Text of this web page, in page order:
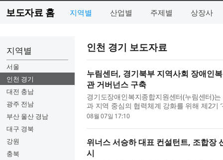
보도자료 홈 지역별 산업별 주제별 상장사
지역별
서울
인천 경기
대전 충남
광주 전남
부산 울산 경남
대구 경북
강원
충북
인천 경기 보도자료
누림센터, 경기북부 지역사회 장애인
관 거버넌스 구축
경기도장애인복지종합지원센터(누림센터)
과 지역 중심의 협력체계 강화를 위해 제2기
하 협의체)를 추진한다. 이번 제2기 협...
08월 07일 17:10
위너스 서승하 대표 컨설턴트, 조합장
시